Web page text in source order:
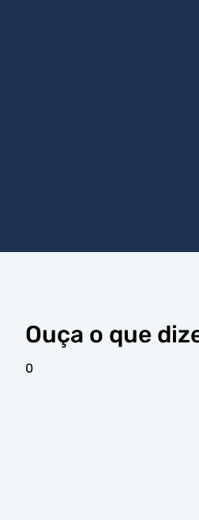
Ouça o que
0